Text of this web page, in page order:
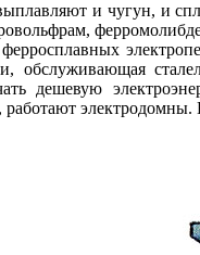
и чугун, и
обслуживающая
дешевую
работают